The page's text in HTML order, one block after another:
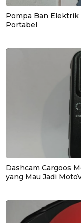
Pompa Ban Elektrik
Portabel
Dashcam Cargoos
yang Mau Jadi